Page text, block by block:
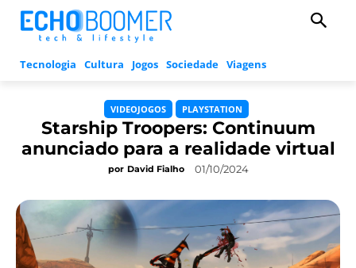
Tecnologia Cultura Jogos Sociedade Viagens
VIDEOJOGOS PLAYSTATION
Starship Troopers: Continuum
anunciado para a realidade virtual
por David Fialho 01/10/2024